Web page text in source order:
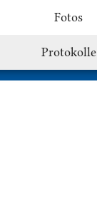
Fotos
Protokolle